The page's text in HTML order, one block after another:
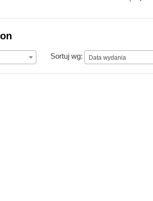
Sortuj wg: Data wydania
Data wydania